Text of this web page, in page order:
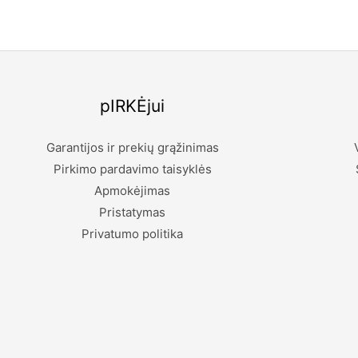
pIRKĖjui
Garantijos ir prekių grąžinimas
Pirkimo pardavimo taisyklės
Apmokėjimas
Pristatymas
Privatumo politika